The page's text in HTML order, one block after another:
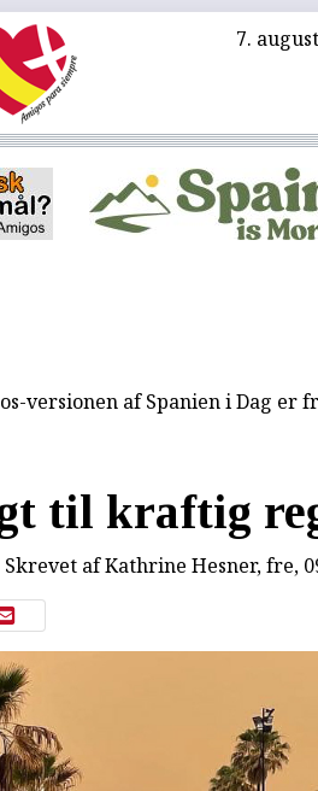
7.
versionen af Spanien i Dag er
til kraftig
Skrevet afKathrine Hesner, fre,